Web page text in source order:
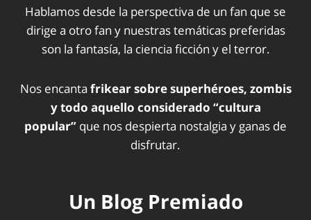
Hablamos desde la perspectiva de un fan que se
dirige a otro fan y nuestras temáticas preferidas
son la fantasía, la ciencia ficción y el terror.
Nos encanta frikear sobre superhéroes, zombis
y todo aquello considerado “cultura
popular” que nos despierta nostalgia y ganas de
disfrutar.
Un Blog Premiado